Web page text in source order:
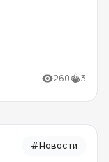
260 3
#Новости